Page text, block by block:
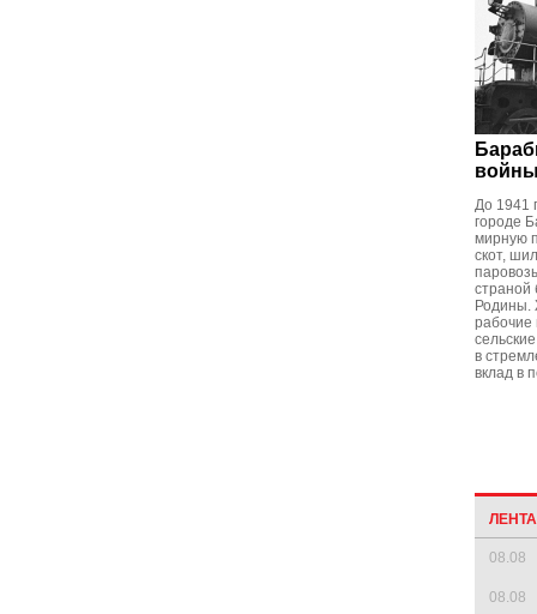
До 1941
городе
мирную
скот,
страной
Родины.
в
вклад в
08.08
08.08